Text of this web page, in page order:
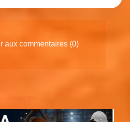
aux commentaires (0)